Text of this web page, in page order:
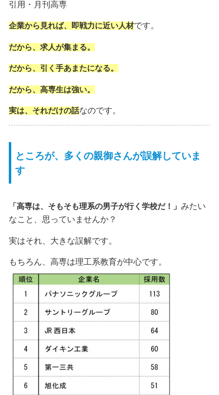
引用・月刊高専
企業から見れば、即戦力に近い人材です。
だから、求人が集まる。
だから、引く手あまたになる。
だから、高専生は強い。
実は、それだけの話なのです。
ところが、多くの親御さんが誤解していま
す
「高専は、そもそも理系の男子が行く学校だ！」 みたい
なこと、思っていませんか？
実はそれ、大きな誤解です。
もちろん、高専は理工系教育が中心です。